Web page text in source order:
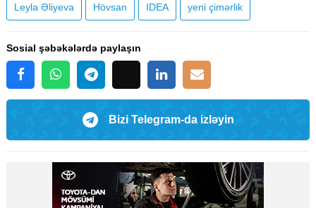
Leyla Əliyeva Hövsan IDEA yeni çimərlik
Sosial şəbəkələrdə paylaşın
Bizi Telegram-da izləyin